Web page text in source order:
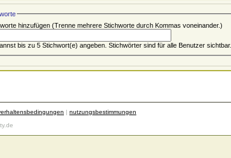
hinzufügen(Trenne mehrere Stichworte durch Kommas voneinander.)
Du kannst bis zu 5 Stichwort(e) angeben. Stichwörter sind für alle Benutzer sichtbar.
| nutzungsbestimmungen